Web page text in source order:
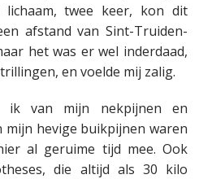
twee keer, kon dit
afstand van Sint-Truiden-
het was er wel inderdaad,
en voelde mij zalig.
ik van mijn nekpijnen en
mijn hevige buikpijnen waren
al geruime tijd mee. Ook
die altijd als 30 kilo